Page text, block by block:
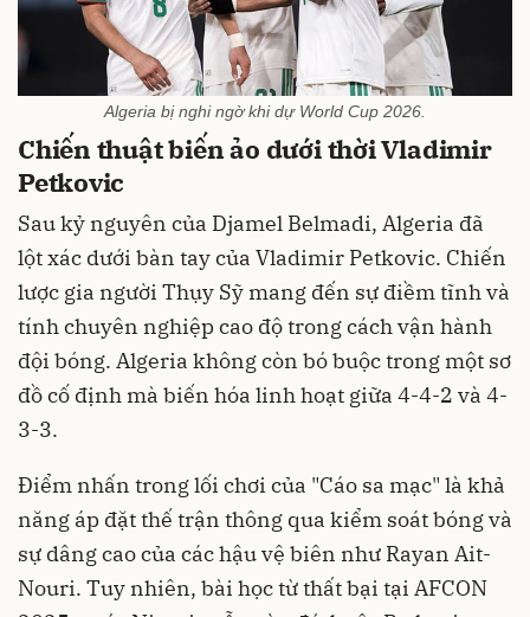
Algeria bị nghi ngờ khi dự World Cup 2026.
Chiến thuật biến ảo dưới thời Vladimir
Petkovic
Sau kỷ nguyên của Djamel Belmadi, Algeria đã
lột xác dưới bàn tay của Vladimir Petkovic. Chiến
lược gia người Thụy Sỹ mang đến sự điềm tĩnh và
tính chuyên nghiệp cao độ trong cách vận hành
đội bóng. Algeria không còn bó buộc trong một sơ
đồ cố định mà biến hóa linh hoạt giữa 4-4-2 và 4-
3-3.
Điểm nhấn trong lối chơi của "Cáo sa mạc" là khả
năng áp đặt thế trận thông qua kiểm soát bóng và
sự dâng cao của các hậu vệ biên như Rayan Ait-
Nouri. Tuy nhiên, bài học từ thất bại tại AFCON